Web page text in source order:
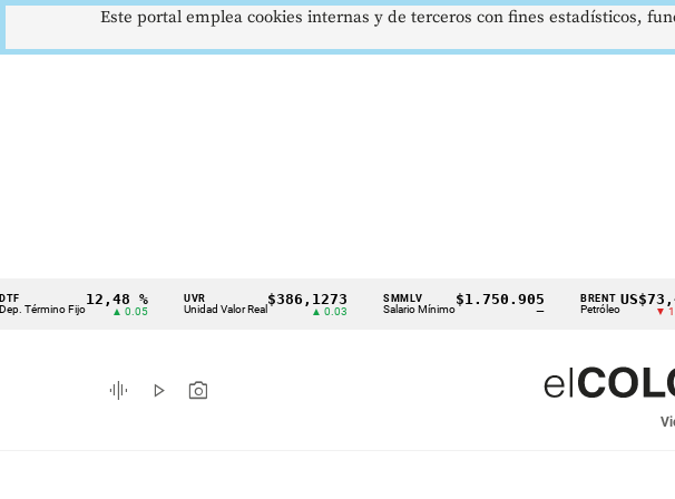
Cintillo
indicadores
económicos
Fijo
12,48 %
▲ 0.05 Unidad Valor Real
$386,1273
▲ 0.03
SMMLV
Salario Mínimo
$1.750.905 BRENT
Petróleo
US$73,48
▼ 1.12
graphic_eq play_arrow photo_camera
Este portal emplea cookies internas y de terceros con fines estadísticos,